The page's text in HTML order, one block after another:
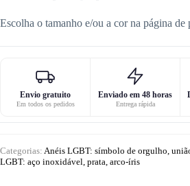
Escolha o tamanho e/ou a cor na página de
Envio gratuito
Em todos os pedidos
Enviado em 48 horas
Entrega rápida
Categorias: Anéis LGBT: símbolo de orgulho,
LGBT: aço inoxidável, prata, arco-íris